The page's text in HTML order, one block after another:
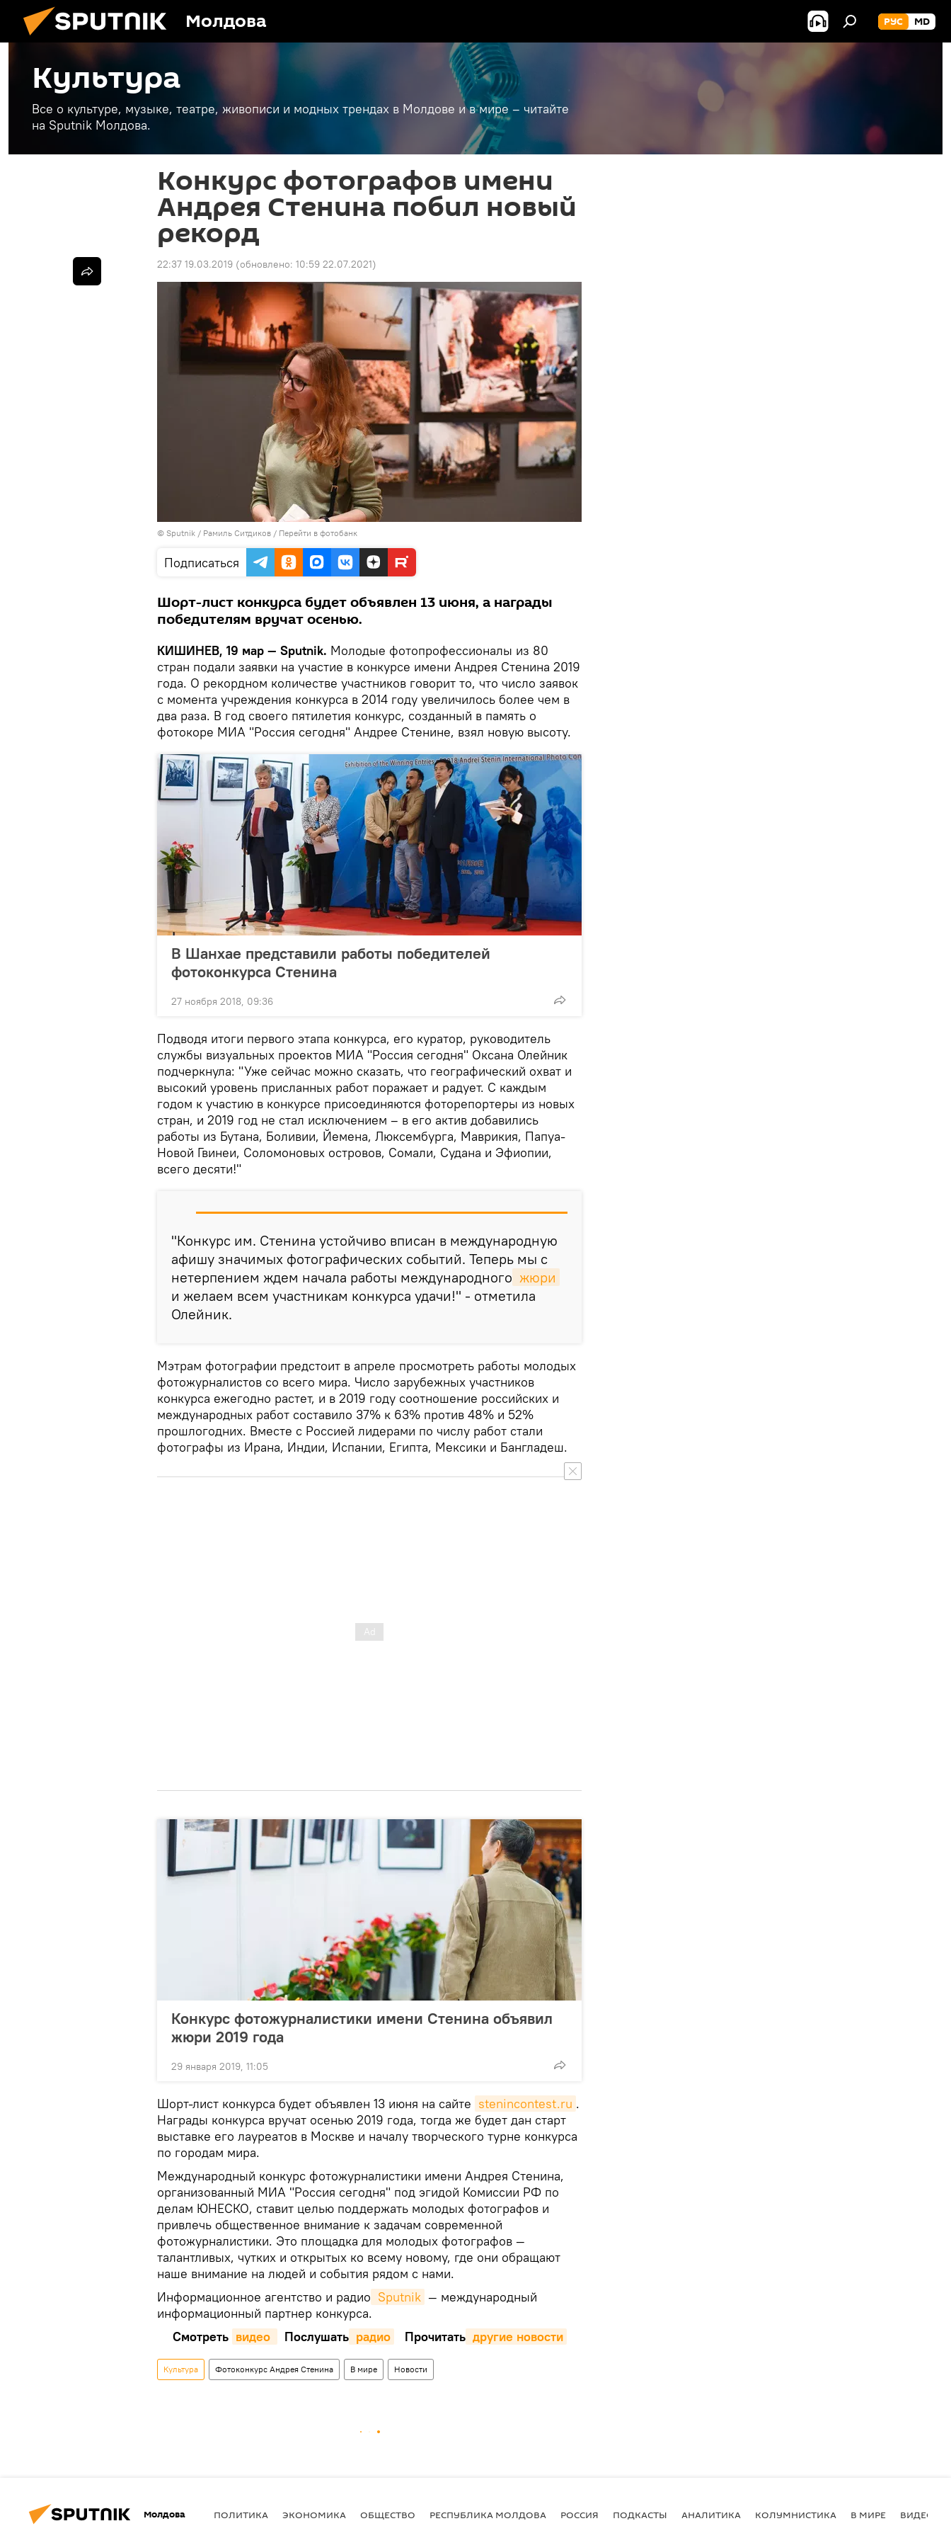
Молдова РУС MD
Культура
Все о культуре, музыке, театре, живописи и модных трендах в Молдове и в мире – читайте
на Sputnik Молдова.
Конкурс фотографов имени
Андрея Стенина побил новый
рекорд
22:37 19.03.2019 (обновлено: 10:59 22.07.2021)
© Sputnik / Рамиль Ситдиков / Перейти в фотобанк
Подписаться
Шорт-лист конкурса будет объявлен 13 июня, а награды
победителям вручат осенью.
КИШИНЕВ, 19 мар — Sputnik. Молодые фотопрофессионалы из 80
стран подали заявки на участие в конкурсе имени Андрея Стенина 2019
года. О рекордном количестве участников говорит то, что число заявок
с момента учреждения конкурса в 2014 году увеличилось более чем в
два раза. В год своего пятилетия конкурс, созданный в память о
фотокоре МИА "Россия сегодня" Андрее Стенине, взял новую высоту.
В Шанхае представили работы победителей
фотоконкурса Стенина
27 ноября 2018, 09:36
Подводя итоги первого этапа конкурса, его куратор, руководитель
службы визуальных проектов МИА "Россия сегодня" Оксана Олейник
подчеркнула: "Уже сейчас можно сказать, что географический охват и
высокий уровень присланных работ поражает и радует. С каждым
годом к участию в конкурсе присоединяются фоторепортеры из новых
стран, и 2019 год не стал исключением – в его актив добавились
работы из Бутана, Боливии, Йемена, Люксембурга, Маврикия, Папуа-
Новой Гвинеи, Соломоновых островов, Сомали, Судана и Эфиопии,
всего десяти!"
"Конкурс им. Стенина устойчиво вписан в международную
афишу значимых фотографических событий. Теперь мы с
нетерпением ждем начала работы международного жюри
и желаем всем участникам конкурса удачи!" - отметила
Олейник.
Мэтрам фотографии предстоит в апреле просмотреть работы молодых
фотожурналистов со всего мира. Число зарубежных участников
конкурса ежегодно растет, и в 2019 году соотношение российских и
международных работ составило 37% к 63% против 48% и 52%
прошлогодних. Вместе с Россией лидерами по числу работ стали
фотографы из Ирана, Индии, Испании, Египта, Мексики и Бангладеш.
Конкурс фотожурналистики имени Стенина объявил
жюри 2019 года
29 января 2019, 11:05
Шорт-лист конкурса будет объявлен 13 июня на сайте stenincontest.ru .
Награды конкурса вручат осенью 2019 года, тогда же будет дан старт
выставке его лауреатов в Москве и началу творческого турне конкурса
по городам мира.
Международный конкурс фотожурналистики имени Андрея Стенина,
организованный МИА "Россия сегодня" под эгидой Комиссии РФ по
делам ЮНЕСКО, ставит целью поддержать молодых фотографов и
привлечь общественное внимание к задачам современной
фотожурналистики. Это площадка для молодых фотографов —
талантливых, чутких и открытых ко всему новому, где они обращают
наше внимание на людей и события рядом с нами.
Информационное агентство и радио Sputnik — международный
информационный партнер конкурса.
Смотреть видео Послушать радио Прочитать другие новости
Культура Фотоконкурс Андрея Стенина В мире Новости
Молдова ПОЛИТИКА ЭКОНОМИКА ОБЩЕСТВО РЕСПУБЛИКА МОЛДОВА РОССИЯ ПОДКАСТЫ АНАЛИТИКА КОЛУМНИСТИКА В МИРЕ ВИДЕО